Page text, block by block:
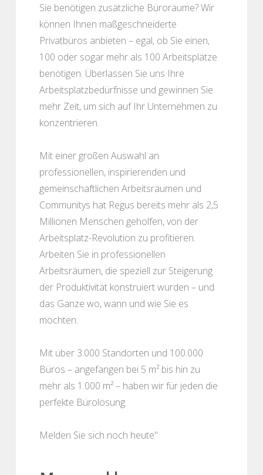
Sie benötigen zusätzliche Büroräume? Wir
können Ihnen maßgeschneiderte
Privatbüros anbieten – egal, ob Sie einen,
100 oder sogar mehr als 100 Arbeitsplätze
benötigen. Überlassen Sie uns Ihre
Arbeitsplatzbedürfnisse und gewinnen Sie
mehr Zeit, um sich auf Ihr Unternehmen zu
konzentrieren.
Mit einer großen Auswahl an
professionellen, inspirierenden und
gemeinschaftlichen Arbeitsräumen und
Communitys hat Regus bereits mehr als 2,5
Millionen Menschen geholfen, von der
Arbeitsplatz-Revolution zu profitieren.
Arbeiten Sie in professionellen
Arbeitsräumen, die speziell zur Steigerung
der Produktivität konstruiert wurden – und
das Ganze wo, wann und wie Sie es
möchten.
Mit über 3.000 Standorten und 100.000
Büros – angefangen bei 5 m² bis hin zu
mehr als 1.000 m² – haben wir für jeden die
perfekte Bürolösung.
Melden Sie sich noch heute"